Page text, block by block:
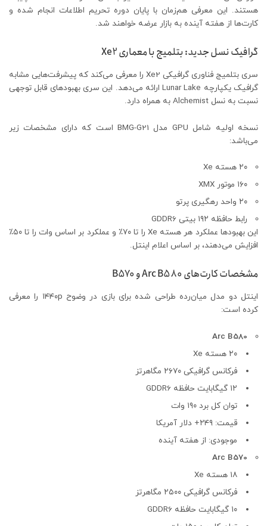
هستند. این معرفی هم‌زمان با پایان دوره تحریم اطلاعات انجام شده و
کارت‌ها از هفته آینده به بازار عرضه خواهند شد.
گرافیک نسل جدید: بتلمیج با معماری Xe2
سری بتلمیج فناوری گرافیکی Xe2 را معرفی می‌کند که پیشرفت‌هایی مشابه
گرافیک یکپارچه Lunar Lake ارائه می‌دهد. این سری بهبودهای قابل توجهی
نسبت به نسل Alchemist به همراه دارد.
نسخه اولیه شامل GPU مدل BMG-G21 است که دارای مشخصات زیر
می‌باشد:
۲۰ هسته Xe
۱۶۰ موتور XMX
۲۰ واحد رهگیری پرتو
رابط حافظه ۱۹۲ بیتی GDDR6
این بهبودها عملکرد هر هسته Xe را تا ۷۰٪ و عملکرد بر اساس وات را تا ۵۰٪
افزایش می‌دهند، بر اساس اعلام اینتل.
مشخصات کارت‌های Arc B580 و B570
اینتل دو مدل میان‌رده طراحی شده برای بازی در وضوح ۱۴۴۰p را معرفی
کرده است:
Arc B580
۲۰ هسته Xe
فرکانس گرافیکی ۲۶۷۰ مگاهرتز
۱۲ گیگابایت حافظه GDDR6
توان کل برد ۱۹۰ وات
قیمت: ۲۴۹+ دلار آمریکا
موجودی: از هفته آینده
Arc B570
۱۸ هسته Xe
فرکانس گرافیکی ۲۵۰۰ مگاهرتز
۱۰ گیگابایت حافظه GDDR6